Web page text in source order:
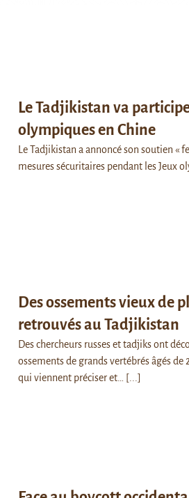
Le Tadjikistan va
olympiques en Chine
Le Tadjikistan a annoncé son soutien «
mesures sécuritaires pendant les Jeux
Des ossements vieux de
retrouvés au Tadjikistan
Des chercheurs russes et tadjiks ont
ossements de grands vertébrés âgés
qui viennent préciser et…
[...]